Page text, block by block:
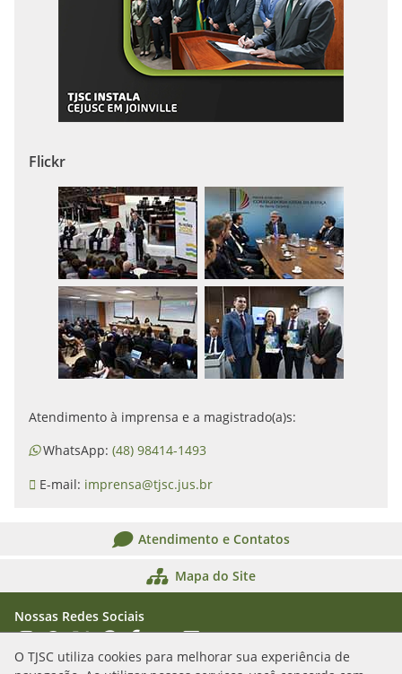
O TJSC utiliza cookies para melhorar sua experiência de
Flickr
Atendimento à imprensa e a magistrado(a)s:
WhatsApp: (48) 98414-1493
E-mail: imprensa@tjsc.jus.br
Atendimento e Contatos
Mapa do Site
Nossas Redes Sociais
Acessar Instagram
Acessar WhatsApp
Acessar XAcessar Threads
Acessar Facebook
Acessar YouTube
Acessar Flickr
Acessar SoundCloud